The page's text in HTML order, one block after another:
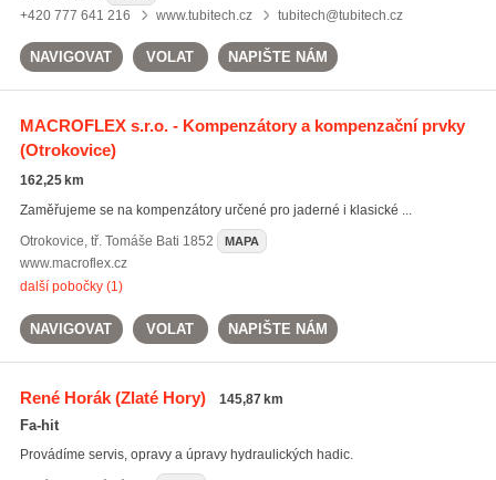
+420 777 641 216 www.tubitech.cz tubitech@tubitech.cz
NAVIGOVAT VOLAT NAPIŠTE NÁM
MACROFLEX s.r.o. - Kompenzátory a kompenzační prvky
(Otrokovice)
162,25 km
Zaměřujeme se na kompenzátory určené pro jaderné i klasické ...
Otrokovice, tř. Tomáše Bati 1852 MAPA
www.macroflex.cz
další pobočky (1)
NAVIGOVAT VOLAT NAPIŠTE NÁM
René Horák(Zlaté Hory) 145,87 km
Fa-hit
Provádíme servis, opravy a úpravy hydraulických hadic.